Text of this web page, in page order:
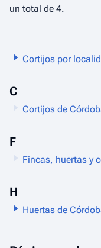
un total de 4.
Cortijos por
C
Cortijos de
F
Fincas, huertas y
H
Huertas de